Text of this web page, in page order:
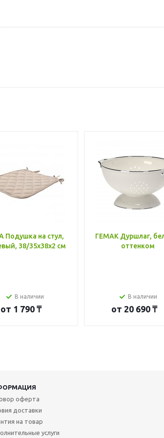
Подушка на стул,
38/35x38x2 см
В наличии
от 1 790 ₸
ГЕМАК Дуршлаг,
оттенком
В наличии
от 20 690 ₸
оферта
доставки
на товар
услуги